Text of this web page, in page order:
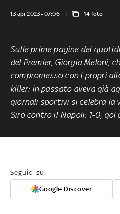
13 apr 2023 - 07:06 14 foto
Sulle prime pagine dei
del Premier, Giorgia Meloni,
compromesso con i propri
killer: in passato aveva già
giornali sportivi si celebra la
Siro contro il Napoli: 1-0, gol
Seguici su:
Google Discover